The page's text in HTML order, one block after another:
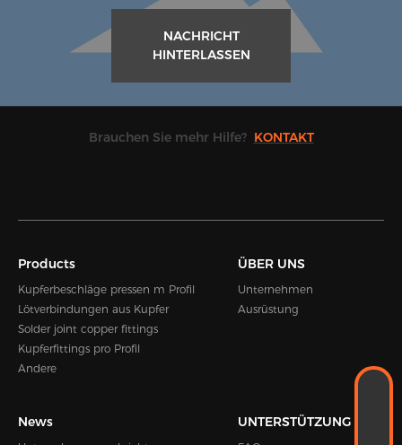
NACHRICHT
HINTERLASSEN
Brauchen Sie mehr Hilfe? KONTAKT
Products
Kupferbeschläge pressen m Profil
Lötverbindungen aus Kupfer
Solder joint copper fittings
Kupferfittings pro Profil
Andere
ÜBER UNS
Unternehmen
Ausrüstung
News UNTERSTÜTZUNG
+8618989338889
E-MAIL